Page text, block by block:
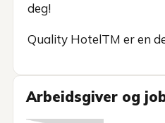
deg!
Quality HotelTM er en
Arbeidsgiver og